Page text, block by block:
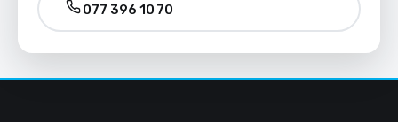
077 396 10 70